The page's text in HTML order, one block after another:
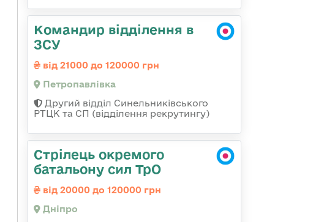
Командир відділення в
ЗСУ
від 21000 до 120000 грн
Петропавлівка
Другий відділ Синельниківського
РТЦК та СП (відділення рекрутингу)
Стрілець окремого
батальону сил ТрО
від 20000 до 120000 грн
Дніпро